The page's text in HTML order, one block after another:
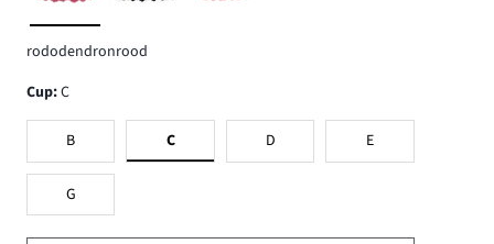
rododendronrood
Cup:C
B C D E
G